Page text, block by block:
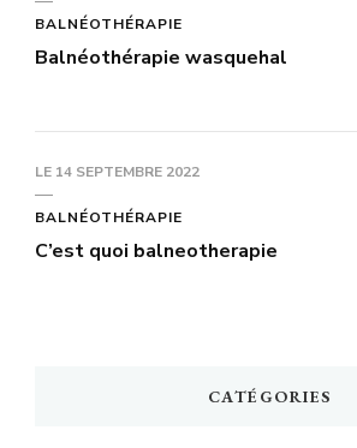
BALNÉOTHÉRAPIE
Balnéothérapie wasquehal
LE 14 SEPTEMBRE 2022
BALNÉOTHÉRAPIE
C’est quoi balneotherapie
CATÉGORIES